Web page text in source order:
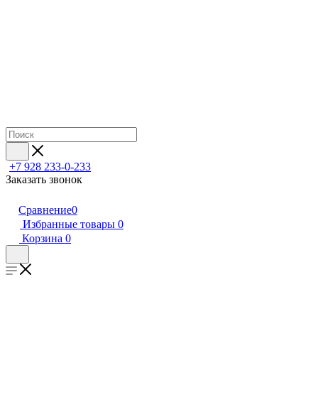
+7 928 233-0-233
Заказать звонок
Сравнение0
Избранные товары 0
Корзина 0